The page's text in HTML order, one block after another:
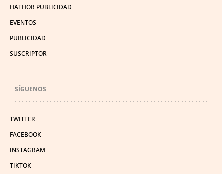
HATHOR PUBLICIDAD
EVENTOS
PUBLICIDAD
SUSCRIPTOR
SÍGUENOS
TWITTER
FACEBOOK
INSTAGRAM
TIKTOK